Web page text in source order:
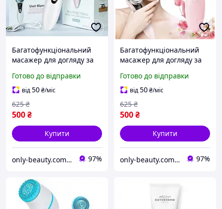
Багатофункціональний
масажер для догляду за
Електричний пристрій
для масажу обличчя
Очищення обличчя
Омолодження
Готово до відправки
від50₴/міс
500₴
625 ₴
Купити
only-beauty.com.ua 97%
Багатофункціональний
масажер для догляду за
Електричний пристрій
для масажу обличчя
Очищення обличчя
Омолодження
Готово до відправки
від50₴/міс
500₴
625 ₴
Купити
only-beauty.com.ua 97%